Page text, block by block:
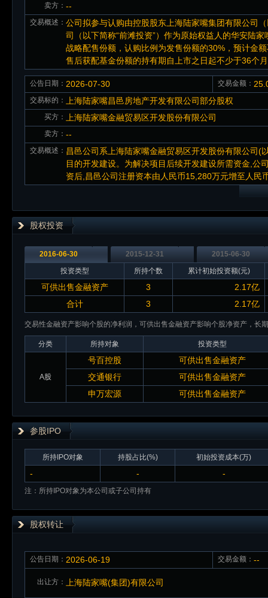
卖方： --
交易概述： 公司拟参与认购由控股股东上海陆家嘴集团有限公司
司（以下简称“前滩投资”）作为原始权益人的华安陆
战略配售份额，认购比例为发售份额的30%，预计金
售后获配基金份额的持有期自上市之日起不少于36个
公告日期： 2026-07-30 交易金额：
交易标的： 上海陆家嘴昌邑房地产开发有限公司部分股权
买方： 上海陆家嘴金融贸易区开发股份有限公司
卖方： --
交易概述： 昌邑公司系上海陆家嘴金融贸易区开发股份有限公司(
目的开发建设。为解决项目后续开发建设所需资金,公
资后,昌邑公司注册资本由人民币15,280万元增至人民
股权投资
2016-06-30 2015-12-31
2015-06-30
投资类型
所持个数 累计初始投资额(元)
可供出售金融资产 3
2.17亿
合计
3 2.17亿
交易性金融资产影响个股的净利润，可供出售金融资产影响个股净资产，
分类 所持对象 投资类型
A股
号百控股
可供出售金融资产
交通银行
可供出售金融资产
申万宏源
可供出售金融资产
参股IPO
所持IPO对象 持股占比(%) 初始投资成本(万)
- - -
注：所持IPO对象为本公司或子公司持有
股权转让
公告日期： 2026-06-19 交易金额： --
出让方： 上海陆家嘴(集团)有限公司